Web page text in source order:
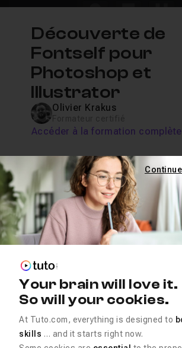
Découverte de
Fontself pour
Photoshop et
Illustrator
Olivier Krakus
Accéder à la formation complète